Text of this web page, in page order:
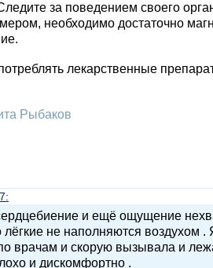
за поведением своего
необходимо достаточно
лекарственные
Рыбаков
и ещё ощущение
лёгкие не наполняются воздухом
врачам и скорую вызывала и
и дискомфортно .